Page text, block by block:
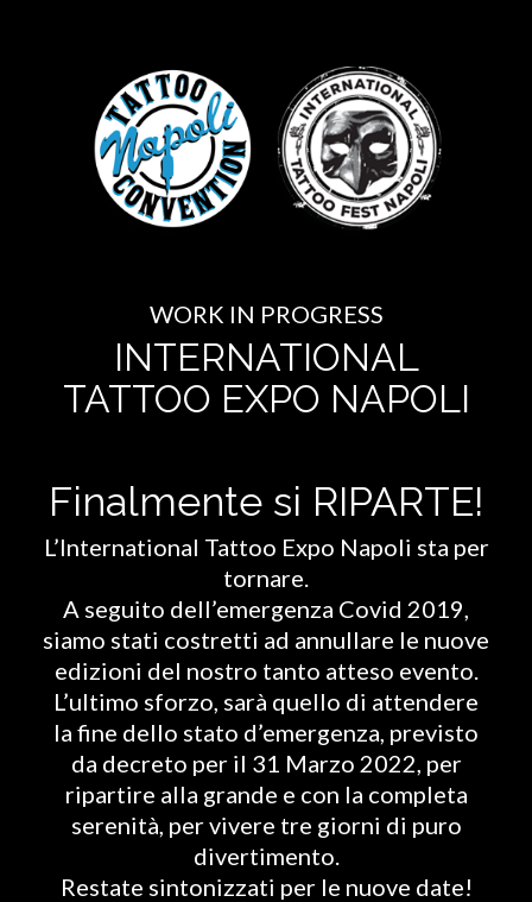
WORK IN PROGRESS
INTERNATIONAL
TATTOO EXPO NAPOLI
Finalmente si RIPARTE!
L’International Tattoo Expo Napoli sta per
tornare.
A seguito dell’emergenza Covid 2019,
siamo stati costretti ad annullare le nuove
edizioni del nostro tanto atteso evento.
L’ultimo sforzo, sarà quello di attendere
la fine dello stato d’emergenza, previsto
da decreto per il 31 Marzo 2022, per
ripartire alla grande e con la completa
serenità, per vivere tre giorni di puro
divertimento.
Restate sintonizzati per le nuove date!